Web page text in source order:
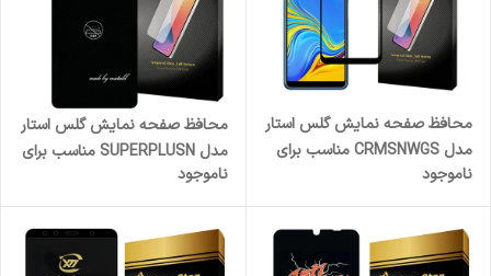
محافظ صفحه نمایش گلس استار
مدل CRMSNWGS مناسب برای
A7 2018
ناموجود
محافظ صفحه نمایش گلس استار
مدل SUPERPLUSN مناسب برای
A25
ناموجود